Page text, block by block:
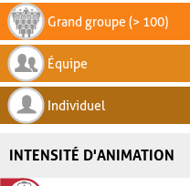
Grand groupe (> 100)
Équipe
Individuel
INTENSITÉ D'ANIMATION